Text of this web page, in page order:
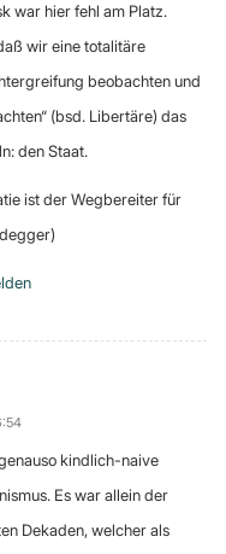
war hier fehl am Platz.
wir eine totalitäre
beobachten und
(bsd. Libertäre) das
den Staat.
ist der Wegbereiter für
kindlich-naive
Es war allein der
Dekaden, welcher als